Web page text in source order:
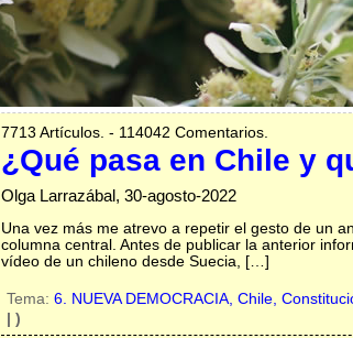
7713 Artículos. - 114042 Comentarios.
¿Qué pasa en Chile y
Olga Larrazábal, 30-agosto-2022
Una vez más me atrevo a repetir el gesto de un
columna central. Antes de publicar la anterior
vídeo de un chileno desde Suecia, […]
Tema: 6. NUEVA DEMOCRACIA, Chile,
| )